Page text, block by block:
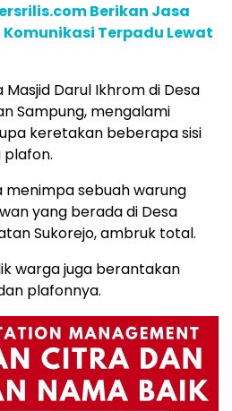
Berikan Jasa
Terpadu Lewat
Darul Ikhrom di Desa
Sampung, mengalami
keretakan beberapa sisi
plafon.
menimpa sebuah warung
yang berada di Desa
Sukorejo, ambruk total.
warga juga berantakan
plafonnya.